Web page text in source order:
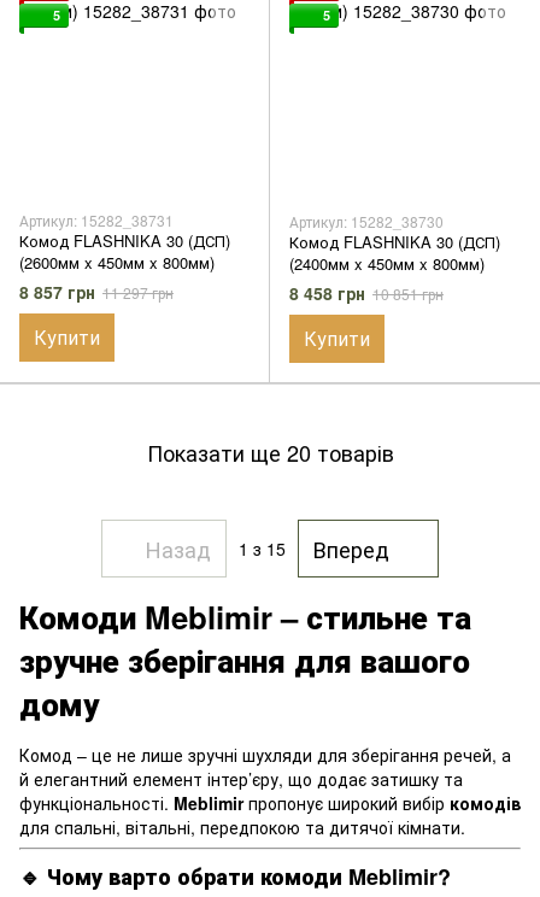
Комоди Meblimir – стильне та
зручне зберігання для вашого
дому
Комод – це не лише зручні шухляди для зберігання речей, а
й елегантний елемент інтер’єру, що додає затишку та
функціональності. Meblimirпропонує широкий вибір комодів
для спальні, вітальні, передпокою та дитячої кімнати.
🔹 Чому варто обрати комоди Meblimir?
5
Артикул: 15282_38731
Комод FLASHNIKA 30 (ДСП)
(2600мм x 450мм x 800мм)
8 857 грн 11 297 грн
Купити
5
Артикул: 15282_38730
Комод FLASHNIKA 30 (ДСП)
(2400мм x 450мм x 800мм)
8 458 грн 10 851 грн
Купити
Показати ще 20 товарів
Назад 1 з 15 Вперед